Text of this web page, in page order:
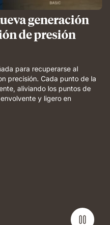
generación
de presión
para recuperarse al
precisión. Cada punto de la
aliviando los puntos de
y ligero en